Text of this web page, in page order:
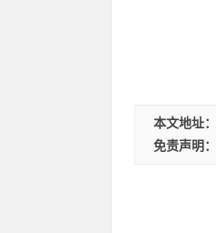
本文地址：
免责声明：